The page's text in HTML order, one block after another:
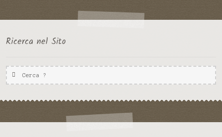
Ricerca nel Sito
Ricerca
per: